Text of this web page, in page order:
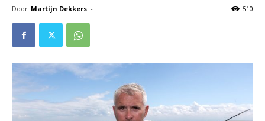
Door Martijn Dekkers - 510